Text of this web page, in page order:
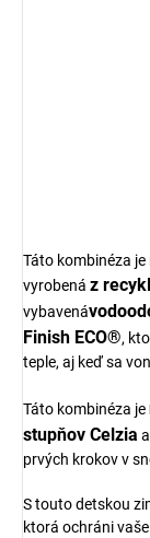
Táto kombinéza
vyrobená z
vybavená
Finish ECO®,
teple, aj keď sa
Táto kombinéza je
stupňov Celzia
prvých krokov v
S touto detskou
ktorá ochráni